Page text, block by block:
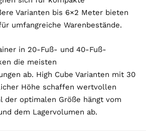
Varianten bis 6×2 Meter bieten
umfangreiche Warenbestände.
in 20-Fuß- und 40-Fuß-
die meisten
ab. High Cube Varianten mit 30
Höhe schaffen wertvollen
der optimalen Größe hängt vom
dem Lagervolumen ab.